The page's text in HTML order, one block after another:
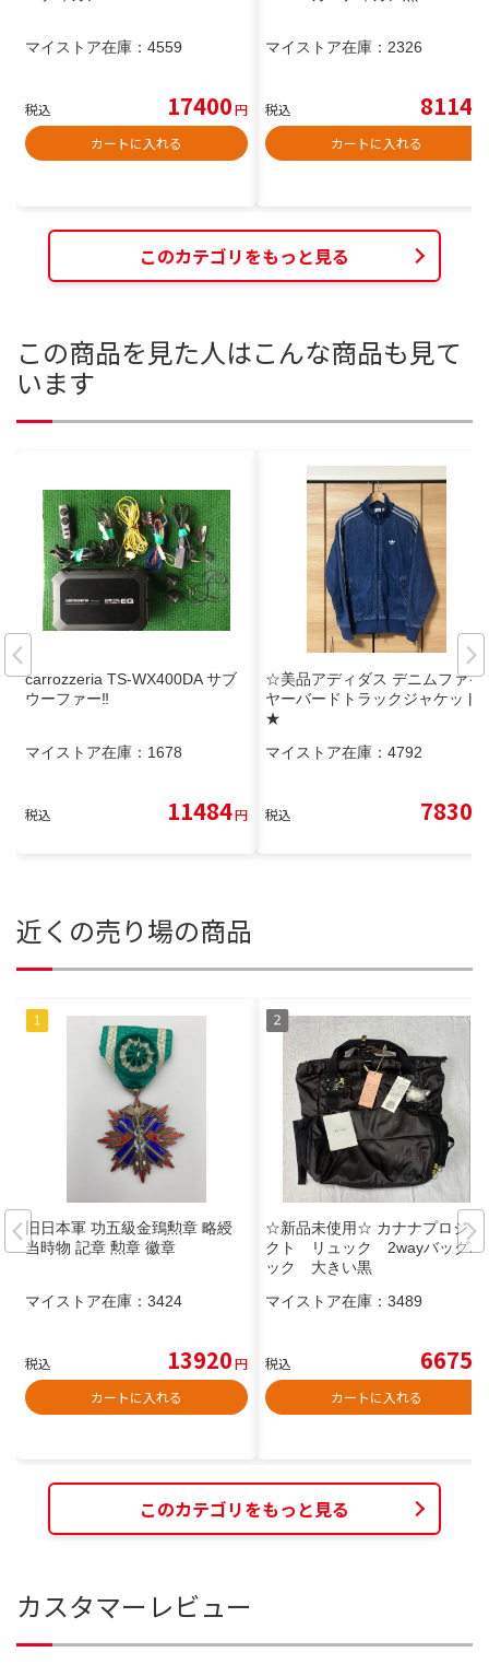
マイストア在庫： 4559
税込 17400円
カートに入れる
マイストア在庫： 2326
税込 8114
カートに入れる
このカテゴリをもっと見る
この商品を見た人はこんな商品も見て
います
carrozzeria TS-WX400DA サブ
ウーファー‼️
マイストア在庫： 1678
税込 11484円
☆美品アディダス デニムファイ
ヤーバードトラックジャケットL
★
マイストア在庫： 4792
税込 7830
近くの売り場の商品
旧日本軍 功五級金鵄勲章 略綬
当時物 記章 勲章 徽章
マイストア在庫： 3424
税込 13920円
カートに入れる
☆新品未使用☆ カナナプロジェ
クト リュック 2wayバッグパ
ック 大きい黒
マイストア在庫： 3489
税込 6675
カートに入れる
このカテゴリをもっと見る
カスタマーレビュー